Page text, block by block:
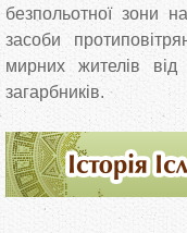
безпольотної зони
засоби
мирних жителів від
загарбників.